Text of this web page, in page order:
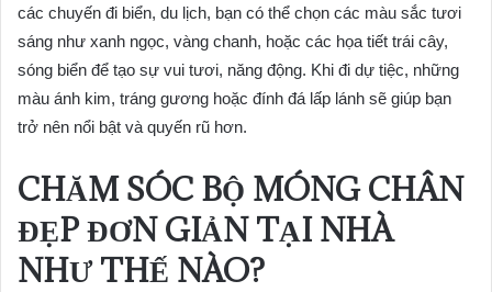
các chuyến đi biển, du lịch, bạn có thể chọn các màu sắc tươi
sáng như xanh ngọc, vàng chanh, hoặc các họa tiết trái cây,
sóng biển để tạo sự vui tươi, năng động. Khi đi dự tiệc, những
màu ánh kim, tráng gương hoặc đính đá lấp lánh sẽ giúp bạn
trở nên nổi bật và quyến rũ hơn.
CHĂM SÓC BỘ MÓNG CHÂN
ĐẸP ĐƠN GIẢN TẠI NHÀ
NHƯ THẾ NÀO?